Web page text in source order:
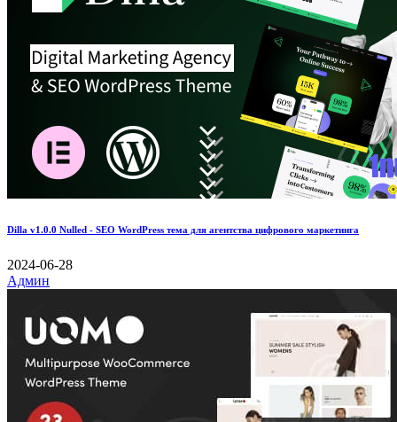
Dilla v1.0.0 Nulled - SEO WordPress тема для агентства цифрового маркетинга
2024-06-28
Админ